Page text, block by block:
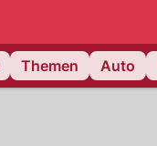
Themen Auto